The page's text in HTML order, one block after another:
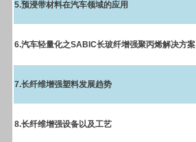
5.预浸带材料在汽车领域的应用
6.汽车轻量化之SABIC长玻纤增强聚丙烯解决方案
7.长纤维增强塑料发展趋势
8.长纤维增强设备以及工艺